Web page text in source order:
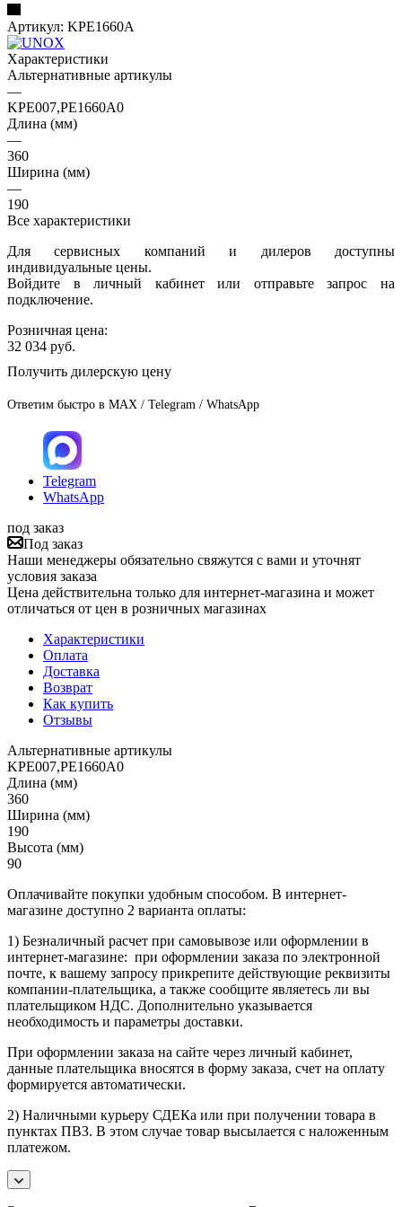
Артикул: KPE1660A
Характеристики
Альтернативные артикулы
—
KPE007,PE1660A0
Длина (мм)
—
360
Ширина (мм)
—
190
Все характеристики
Для сервисных компаний и дилеров доступны
индивидуальные цены.
Войдите в личный кабинет или отправьте запрос на
подключение.
Розничная цена:
32 034 руб.
Получить дилерскую цену
Ответим быстро в MAX / Telegram / WhatsApp
Telegram
WhatsApp
под заказ
Под заказ
Наши менеджеры обязательно свяжутся с вами и уточнят
условия заказа
Цена действительна только для интернет-магазина и может
отличаться от цен в розничных магазинах
Характеристики
Оплата
Доставка
Возврат
Как купить
Отзывы
Альтернативные артикулы
KPE007,PE1660A0
Длина (мм)
360
Ширина (мм)
190
Высота (мм)
90
Оплачивайте покупки удобным способом. В интернет-
магазине доступно 2 варианта оплаты:
1) Безналичный расчет при самовывозе или оформлении в
интернет-магазине: при оформлении заказа по электронной
почте, к вашему запросу прикрепите действующие реквизиты
компании-плательщика, а также сообщите являетесь ли вы
плательщиком НДС. Дополнительно указывается
необходимость и параметры доставки.
При оформлении заказа на сайте через личный кабинет,
данные плательщика вносятся в форму заказа, счет на оплату
формируется автоматически.
2) Наличными курьеру СДЕКа или при получении товара в
пунктах ПВЗ. В этом случае товар высылается с наложенным
платежом.